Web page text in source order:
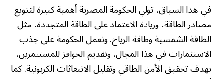
في هذا السياق، تولي الحكومة المصرية أهمية كبيرة لتنويع
مصادر الطاقة، وزيادة الاعتماد على الطاقة المتجددة، مثل
الطاقة الشمسية وطاقة الرياح. وتعمل الحكومة على جذب
الاستثمارات في هذا المجال، وتقديم الحوافز للمستثمرين،
بهدف تحقيق الأمن الطاقي وتقليل الانبعاثات الكربونية. كما